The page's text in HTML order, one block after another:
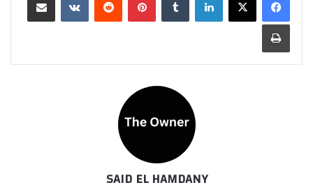
طباعة
SAID EL HAMDANY